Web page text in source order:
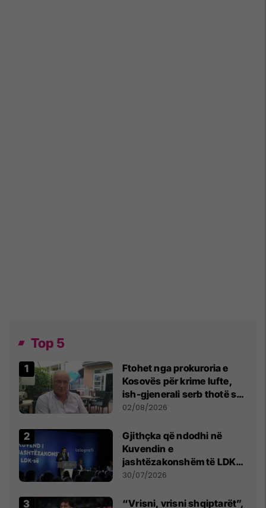
Top 5
Ftohet nga prokuroria e
Kosovës për krime lufte,
ish-gjenerali serb thotë se
dikush e tradhtoi në
02/08/2026
Gjithçka që ndodhi në
Kuvendin e
jashtëzakonshëm të LDK-
së
30/07/2026
“Vrisni, vrisni shqiptarët”,